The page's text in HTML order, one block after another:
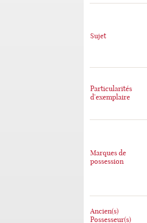
Sujet
Particularités
d'exemplaire
Marques de
possession
Ancien(s)
Possesseur(s)